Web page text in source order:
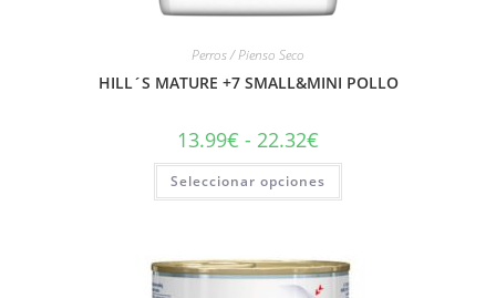
Perros / Pienso Seco
HILL´S MATURE +7 SMALL&MINI POLLO
13.99€ - 22.32€
Seleccionar opciones